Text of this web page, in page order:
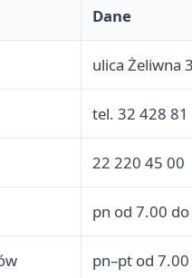
Dane
ulica Żeliwna
tel. 32 428
22 220 45 00
pn od 7.00
pn–pt od